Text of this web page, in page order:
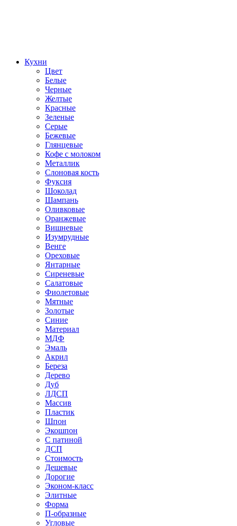
Кухни
Цвет
Белые
Черные
Желтые
Красные
Зеленые
Серые
Бежевые
Глянцевые
Кофе с молоком
Металлик
Слоновая кость
Фуксия
Шоколад
Шампань
Оливковые
Оранжевые
Вишневые
Изумрудные
Венге
Ореховые
Янтарные
Сиреневые
Салатовые
Фиолетовые
Мятные
Золотые
Синие
Материал
МДФ
Эмаль
Акрил
Береза
Дерево
Дуб
ЛДСП
Массив
Пластик
Шпон
Экошпон
С патиной
ДСП
Стоимость
Дешевые
Дорогие
Эконом-класс
Элитные
Форма
П-образные
Угловые